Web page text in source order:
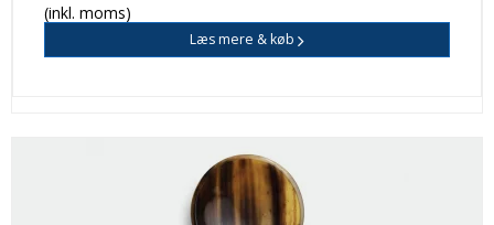
(inkl. moms)
Læs mere & køb